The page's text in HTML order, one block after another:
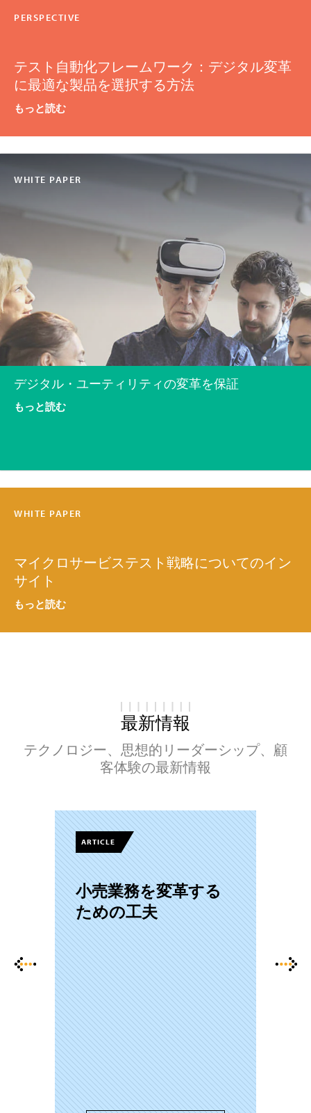
PERSPECTIVE
テスト自動化フレームワーク：デジタル変革
に最適な製品を選択する方法
もっと読む
WHITE PAPER
デジタル・ユーティリティの変革を保証
もっと読む
WHITE PAPER
マイクロサービステスト戦略についてのイン
サイト
もっと読む
最新情報
テクノロジー、思想的リーダーシップ、顧
客体験の最新情報
ARTICLE
小売業務を変革する
ための工夫